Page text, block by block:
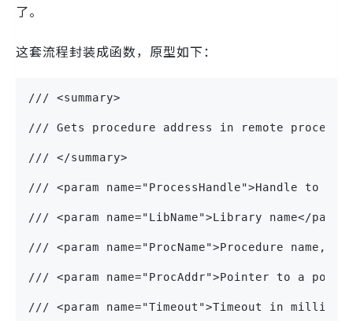
了。
这套流程封装成函数，原型如下：
/// <summary>
/// Gets procedure address in remote
/// </summary>
/// <param name="ProcessHandle">Handle to the
/// <param name="LibName">Library name</
/// <param name="ProcName">Procedure
/// <param name="ProcAddr">Pointer to a
/// <param name="Timeout">Timeout in